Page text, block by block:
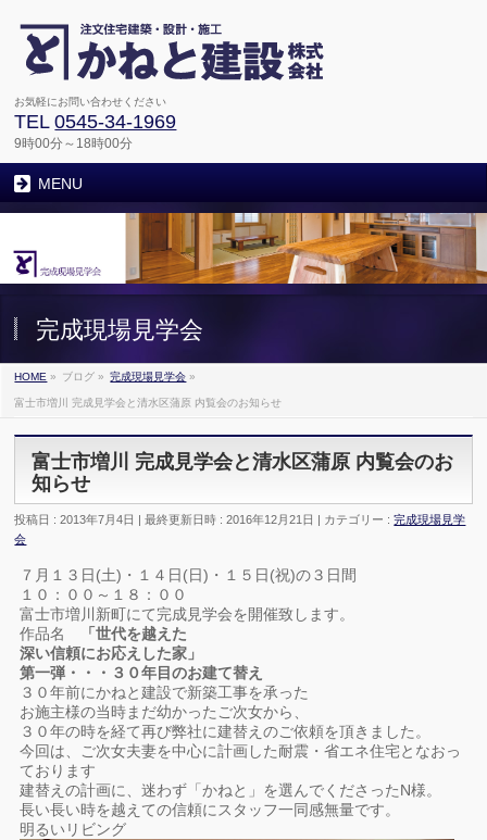
お気軽にお問い合わせください
TEL0545-34-1969
9時00分～18時00分
MENU
完成現場見学会
HOME » ブログ » 完成現場見学会 »
富士市増川 完成見学会と清水区蒲原 内覧会のお知らせ
富士市増川 完成見学会と清水区蒲原 内覧会のお
知らせ
投稿日 : 2013年7月4日 最終更新日時 : 2016年12月21日 カテゴリー :完成現場見学
会
７月１３日(土)・１４日(日)・１５日(祝)の３日間
１０：００～１８：００
富士市増川新町にて完成見学会を開催致します。
作品名
「世代を越えた
深い信頼にお応えした家」
第一弾・・・３０年目のお建て替え
３０年前にかねと建設で新築工事を承った
お施主様の当時まだ幼かったご次女から、
３０年の時を経て再び弊社に建替えのご依頼を頂きました。
今回は、ご次女夫妻を中心に計画した耐震・省エネ住宅となおっ
ております
建替えの計画に、迷わず「かねと」を選んでくださったN様。
長い長い時を越えての信頼にスタッフ一同感無量です。
明るいリビング